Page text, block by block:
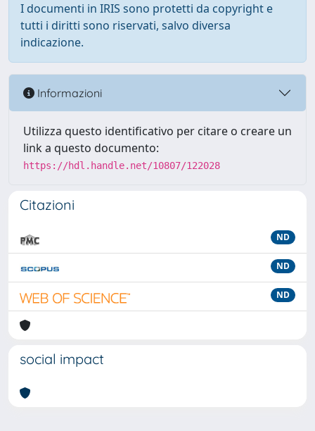
I documenti in IRIS sono protetti da copyright e
tutti i diritti sono riservati, salvo diversa
indicazione.
Informazioni
Utilizza questo identificativo per citare o creare un
link a questo documento:
https://hdl.handle.net/10807/122028
Citazioni
ND
ND
ND
social impact